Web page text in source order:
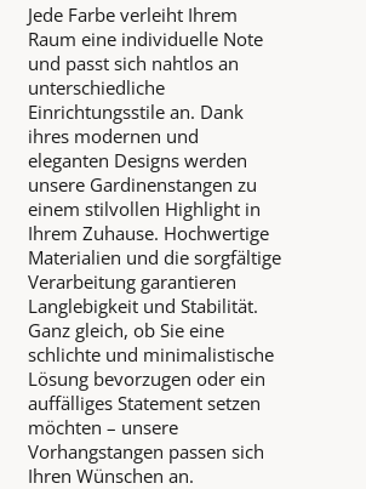
Jede Farbe verleiht Ihrem
Raum eine individuelle Note
und passt sich nahtlos an
unterschiedliche
Einrichtungsstile an. Dank
ihres modernen und
eleganten Designs werden
unsere Gardinenstangen zu
einem stilvollen Highlight in
Ihrem Zuhause. Hochwertige
Materialien und die sorgfältige
Verarbeitung garantieren
Langlebigkeit und Stabilität.
Ganz gleich, ob Sie eine
schlichte und minimalistische
Lösung bevorzugen oder ein
auffälliges Statement setzen
möchten – unsere
Vorhangstangen passen sich
Ihren Wünschen an.